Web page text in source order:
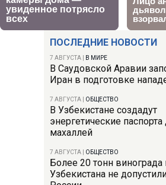
ПОСЛЕДНИЕ НОВОСТИ
7 АВГУСТА В МИРЕ
В Саудовской Аравии
Иран в подготовке
7 АВГУСТА ОБЩЕСТВО
В Узбекистане создадут
энергетические
махаллей
7 АВГУСТА ОБЩЕСТВО
Более 20 тонн винограда
Узбекистана не